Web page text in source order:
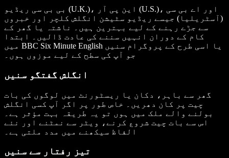
بی بی سی ریڈیو (U.K.)، این پی آر (U.S.)، اور اے بی سی
(آسٹریلیا) جیسے ریڈیو سٹیشن انگلش کلچر اور خبروں
سے جڑے رہنے کے لیے بہترین ہیں۔ ناشتہ یا گھر کے
کام کے دوران انہیں سننے کی عادت ڈالیں۔ ابتدا
BBC Six Minute English
جو آپ کی سطح کے لیے موزوں ہوں۔
انگلش گفتگو سنیں
گھر سے باہر، دکان یا ریسٹورنٹ میں لوگوں کی بات
چیت پر کان دھریں۔ خاص طور پر اگر آپ کسی انگلش
بولنے والے ملک میں ہوں تو یہ طریقہ بہت مؤثر ہے۔
اس سے بات چیت شروع کرنے، ویٹر سے نمٹنے اور نئے
الفاظ سیکھنے میں مدد ملتی ہے۔
تیز رفتار سے سنیں